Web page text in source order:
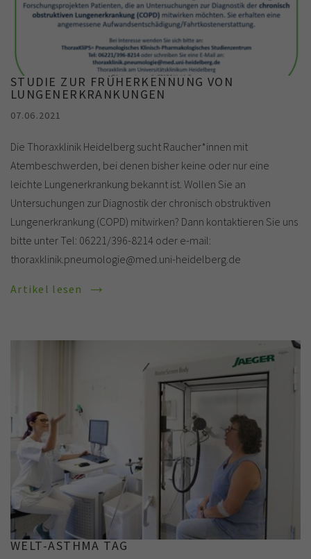
STUDIE ZUR FRÜHERKENNUNG VON
LUNGENERKRANKUNGEN
07.06.2021
Die Thoraxklinik Heidelberg sucht Raucher*innen mit
Atembeschwerden, bei denen bisher keine oder nur eine
leichte Lungenerkrankung bekannt ist. Wollen Sie an
Untersuchungen zur Diagnostik der chronisch obstruktiven
Lungenerkrankung (COPD) mitwirken? Dann kontaktieren Sie uns
bitte unter Tel: 06221/396-8214 oder e-mail:
thoraxklinik.pneumologie@med.uni-heidelberg.de
Artikel lesen
WELT-ASTHMA TAG